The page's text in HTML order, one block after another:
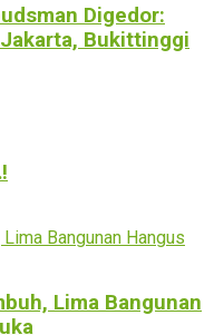
Digedor:
Jakarta, Bukittinggi
Lima Bangunan